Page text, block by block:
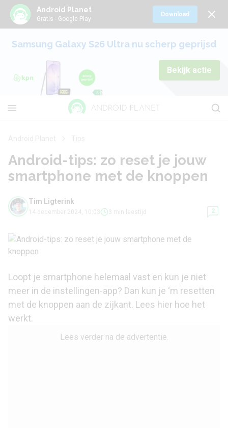
Android Planet
Gratis - Google Play
Download
Samsung Galaxy S26 Ultra nu scherp geprijsd
Bekijk actie
Android-tips: zo reset je jouw
smartphone met de knoppen
Tim Ligterink
14 december 2024, 10:03 3 min leestijd 2
Loopt je smartphone helemaal vast en kun je niet
meer in de instellingen-app? Dan kun je ‘m resetten
met de knoppen aan de zijkant. Lees hier hoe het
werkt.
Lees verder na de advertentie.